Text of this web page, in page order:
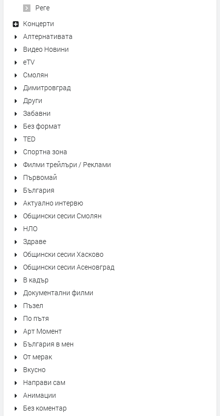
Реге
Концерти
Алтернативата
Видео Новини
eTV
Смолян
Димитровград
Други
Забавни
Без формат
TED
Спортна зона
Филми трейлъри / Реклами
Първомай
България
Актуално интервю
Общински сесии Смолян
НЛО
Здраве
Общински сесии Хасково
Общински сесии Асеновград
В кадър
Документални филми
Пъзел
По пътя
Арт Момент
България в мен
От мерак
Вкусно
Направи сам
Анимации
Без коментар